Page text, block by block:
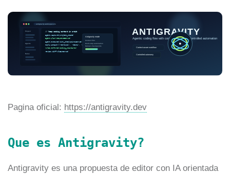
Pagina oficial: https://antigravity.dev
Que es Antigravity?
Antigravity es una propuesta de editor con IA orientada